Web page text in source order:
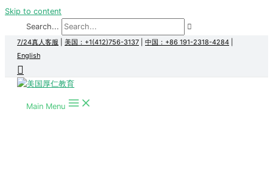
Skip to content
Search...
7/24真人客服 美国：+1(412)756-3137 中国：+86 191-2318-4284
English
Main Menu